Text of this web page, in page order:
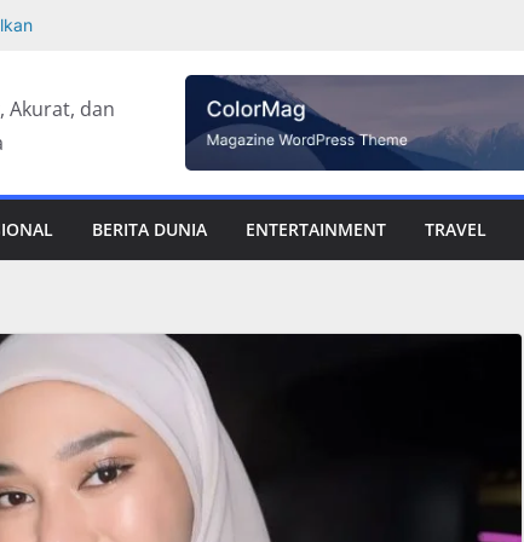
Kota, Bobol
Publisher
KTA yang
Akurat, dan
BERITA DUNIA ENTERTAINMENT TRAVEL